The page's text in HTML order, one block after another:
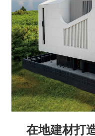
在地建材打